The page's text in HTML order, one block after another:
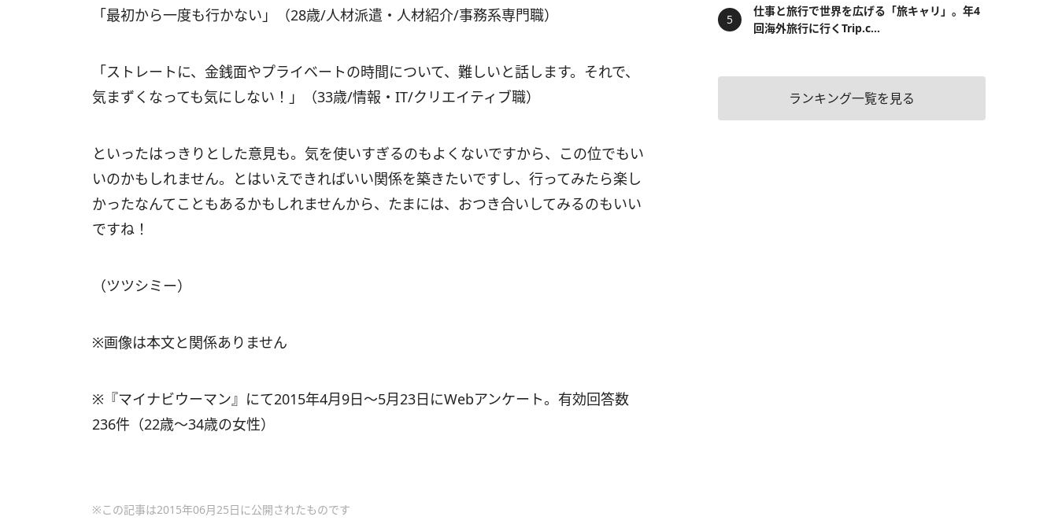
「最初から一度も行かない」（28歳/人材派遣・人材紹介/事務系専門職）
「ストレートに、金銭面やプライベートの時間について、難しいと話します。それで、
気まずくなっても気にしない！」（33歳/情報・IT/クリエイティブ職）
といったはっきりとした意見も。気を使いすぎるのもよくないですから、この位でもい
いのかもしれません。とはいえできればいい関係を築きたいですし、行ってみたら楽し
かったなんてこともあるかもしれませんから、たまには、おつき合いしてみるのもいい
ですね！
（ツツシミー）
※画像は本文と関係ありません
※『マイナビウーマン』にて2015年4月9日～5月23日にWebアンケート。有効回答数
236件（22歳～34歳の女性）
※この記事は2015年06月25日に公開されたものです
仕事と旅行で世界を広げる「旅キャリ」。年4
回海外旅行に行くTrip.c...
ランキング一覧を見る